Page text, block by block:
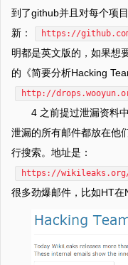
到了github并且对每个项
新：
https://
明都是英文版的，如果想
的《简要分析Hacking
http://
4 之前提过泄漏资料
泄漏的所有邮件都放在他
行搜索。地址是：
https://wikileaks.org/
很多劲爆邮件，比如HT在